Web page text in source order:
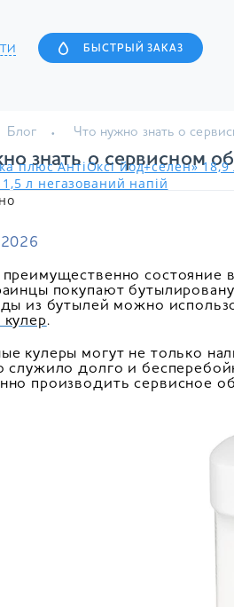
БЫСТРЫЙ ЗАКАЗ
плюс АнтіОксі йод+селен»
л негазований напій
Блог Что нужно знать о
знать о сервисном
преимущественно состояние
покупают
из бутылей можно
.
кулеры могут не только
служило долго и
производить сервисное